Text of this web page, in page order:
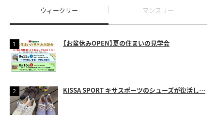
ウィークリー マンスリー
【お盆休みOPEN】夏の住まいの見学会
KISSA SPORT キサスポーツのシューズが復活し…